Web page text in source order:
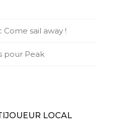
sail away !
pour Peak
LOCAL